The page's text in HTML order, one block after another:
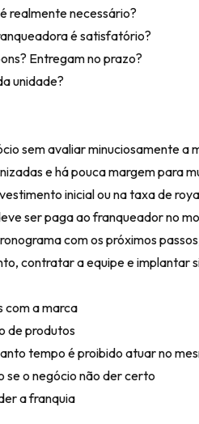
realmente necessário?
é satisfatório?
Entregam no prazo?
unidade?
sem avaliar minuciosamente
e há pouca margem para
inicial ou na taxa de
ser paga ao franqueador no
com os próximos
contratar a equipe e implantar
com a marca
de produtos
tempo é proibido atuar no
se o negócio não der certo
a franquia